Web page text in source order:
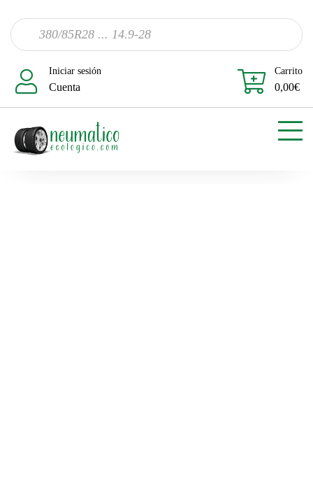
Iniciar sesión
Cuenta
Carrito
0,00€